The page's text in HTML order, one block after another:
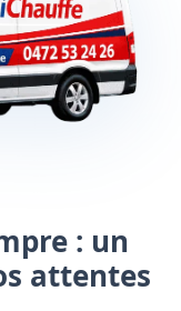
: un
attentes